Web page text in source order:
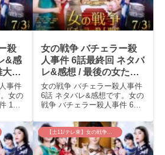
殺
&感
大の
オノ
事件
女の
1話
川雄
んで
円 巨
ルー
女の戦争 バチェラー殺
人事件 6話最終回 ネタバ
レ&感想 / 最後の女たち
の怪しい行動は全部意味
ナシ？？ただただ哲也王
子はかわいそう。
女の戦争 バチェラー殺人事件
6話 ネタバレ&感想です。女の
戦争 バチェラー殺人事件 6話
の1人を選ぶ収録の日、河原麗
奈(トリンドル玲奈)が部屋から
いなくなった。哲也が麗奈を
見つけると、「…かおり？」
【土11/テレ東】女の戦争~バチェラー殺人事件